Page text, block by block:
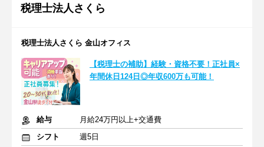
税理士法人さくら
税理士法人さくら 金山オフィス
【税理士の補助】経験・資格不要！正社員×
年間休日124日◎年収600万も可能！
給与
月給24万円以上+交通費
シフト
週5日